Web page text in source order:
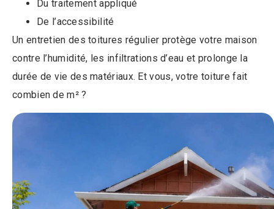
Du traitement appliqué
De l’accessibilité
Un entretien des toitures régulier protège votre maison
contre l’humidité, les infiltrations d’eau et prolonge la
durée de vie des matériaux. Et vous, votre toiture fait
combien de m² ?